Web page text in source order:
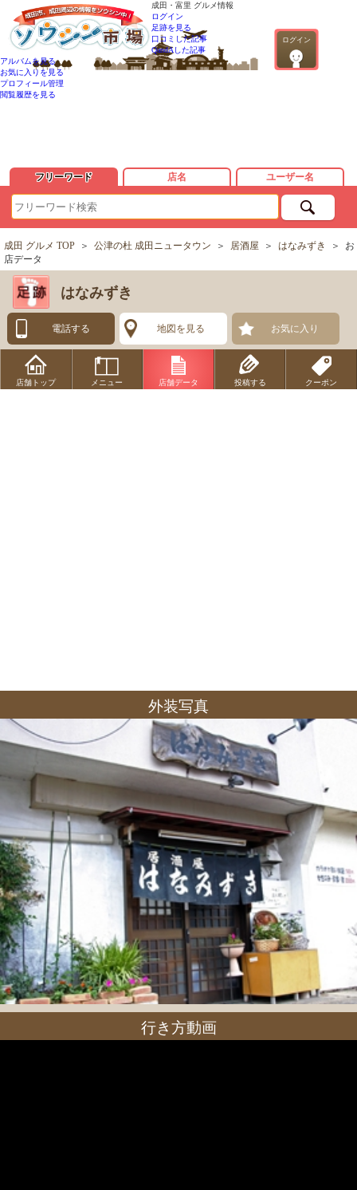
成田・富里 グルメ情報
ログイン
ログイン
足跡を見る
口コミした記事
QandAした記事
アルバムを見る
お気に入りを見る
プロフィール管理
閲覧履歴を見る
フリーワード 店名 ユーザー名
成田 グルメ TOP ＞ 公津の杜 成田ニュータウン ＞ 居酒屋 ＞ はなみずき ＞ お
店データ
はなみずき
電話する 地図を見る お気に入り
店舗トップ メニュー 店舗データ 投稿する クーポン
外装写真
行き方動画